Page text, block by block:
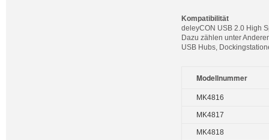
Kompatibilität
deleyCON USB 2.0 High
Dazu zählen unter
USB Hubs,
Modellnummer
MK4816
MK4817
MK4818